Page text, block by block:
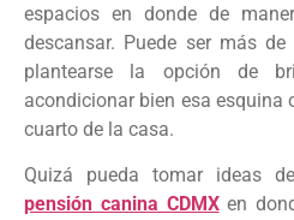
espacios en donde de
descansar. Puede ser más
plantearse la opción de
acondicionar bien esa esquina
cuarto de la casa.
Quizá pueda tomar ideas
pensión canina CDMXen